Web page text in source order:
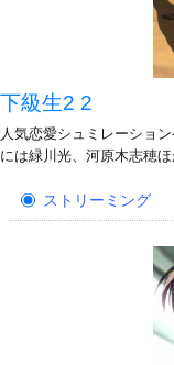
下級生2 2
人気恋愛シュミレーショ
には緑川光、河原木志穂ほ
ストリーミング